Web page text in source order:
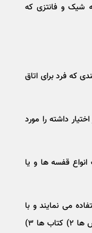
شیک و فانتزی که
که فرد برای اتاق
داشته را مورد
قفسه ها و یا
می نمایند و با
نصب آنها این امکان را برای قرار دادن ۱) عکس ها ۲) کتاب ها ۳)